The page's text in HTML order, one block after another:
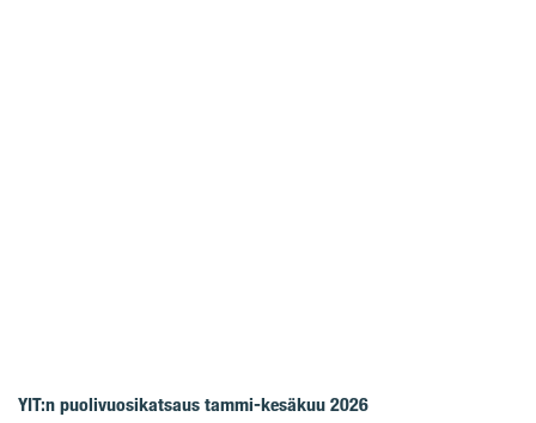
YIT:n puolivuosikatsaus tammi-kesäkuu 2026